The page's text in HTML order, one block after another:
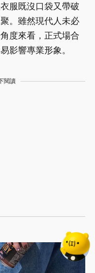
服既沒口袋又帶破
。雖然現代人未必
度來看，正式場合
影響專業形象。
閱讀